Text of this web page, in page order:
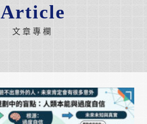
Article
文章專欄